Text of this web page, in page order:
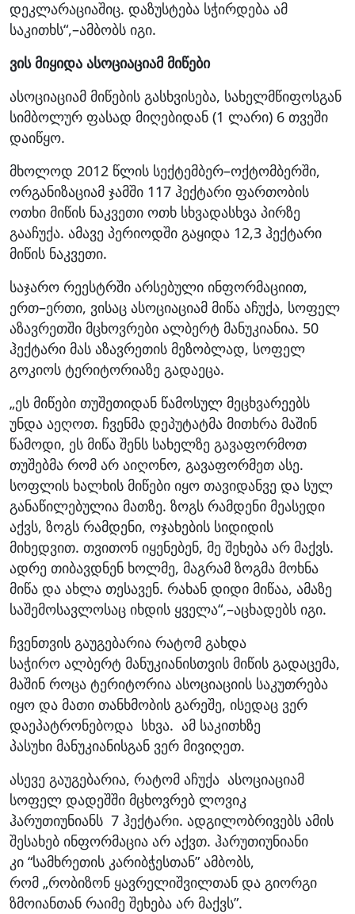
დეკლარაციაშიც. დაზუსტება სჭირდება ამ
საკითხს“,–ამბობს იგი.
ვის მიყიდა ასოციაციამ მიწები
ასოციაციამ მიწების გასხვისება, სახელმწიფოსგან
სიმბოლურ ფასად მიღებიდან (1 ლარი) 6 თვეში
დაიწყო.
მხოლოდ 2012 წლის სექტემბერ–ოქტომბერში,
ორგანიზაციამ ჯამში 117 ჰექტარი ფართობის
ოთხი მიწის ნაკვეთი ოთხ სხვადასხვა პირზე
გააჩუქა. ამავე პერიოდში გაყიდა 12,3 ჰექტარი
მიწის ნაკვეთი.
საჯარო რეესტრში არსებული ინფორმაციით,
ერთ–ერთი, ვისაც ასოციაციამ მიწა აჩუქა, სოფელ
აზავრეთში მცხოვრები ალბერტ მანუკიანია. 50
ჰექტარი მას აზავრეთის მეზობლად, სოფელ
გოკიოს ტერიტორიაზე გადაეცა.
„ეს მიწები თუშეთიდან წამოსულ მეცხვარეებს
უნდა აეღოთ. ჩვენმა დეპუტატმა მითხრა მაშინ
წამოდი, ეს მიწა შენს სახელზე გავაფორმოთ
თუშებმა რომ არ აიღონო, გავაფორმეთ ასე.
სოფლის ხალხის მიწები იყო თავიდანვე და სულ
განაწილებულია მათზე. ზოგს რამდენი მეასედი
აქვს, ზოგს რამდენი, ოჯახების სიდიდის
მიხედვით. თვითონ იყენებენ, მე შეხება არ მაქვს.
ადრე თიბავდნენ ხოლმე, მაგრამ ზოგმა მოხნა
მიწა და ახლა თესავენ. რახან დიდი მიწაა, ამაზე
საშემოსავლოსაც იხდის ყველა“,–აცხადებს იგი.
ჩვენთვის გაუგებარია რატომ გახდა
საჭირო ალბერტ მანუკიანისთვის მიწის გადაცემა,
მაშინ როცა ტერიტორია ასოციაციის საკუთრება
იყო და მათი თანხმობის გარეშე, ისედაც ვერ
დაეპატრონებოდა სხვა. ამ საკითხზე
პასუხი მანუკიანისგან ვერ მივიღეთ.
ასევე გაუგებარია, რატომ აჩუქა ასოციაციამ
სოფელ დადეშში მცხოვრებ ლოვიკ
ჰარუთიუნიანს 7 ჰექტარი. ადგილობრივებს ამის
შესახებ ინფორმაცია არ აქვთ. ჰარუთიუნიანი
კი “სამხრეთის კარიბჭესთან” ამბობს,
რომ „რობიზონ ყავრელიშვილთან და გიორგი
ზმოიანთან რაიმე შეხება არ მაქვს”.